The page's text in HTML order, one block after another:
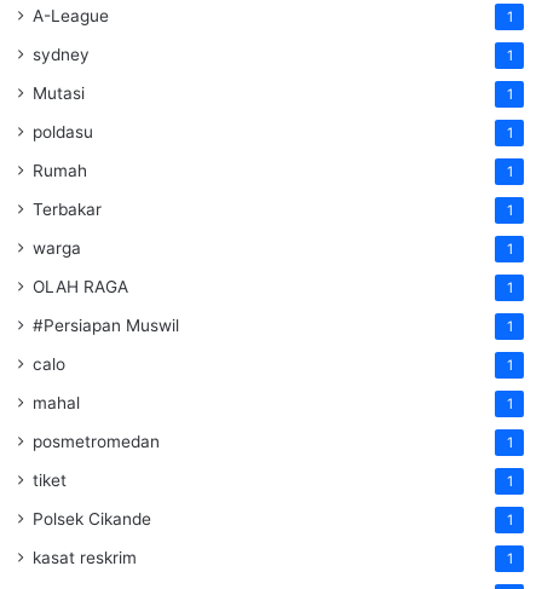
A-League 1
sydney 1
Mutasi 1
poldasu 1
Rumah 1
Terbakar 1
warga 1
OLAH RAGA 1
#Persiapan Muswil 1
calo 1
mahal 1
posmetromedan 1
tiket 1
Polsek Cikande 1
kasat reskrim 1